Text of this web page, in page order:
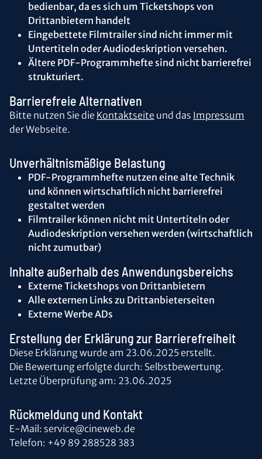
bedienbar, da es sich um Ticketshops von
Drittanbietern handelt
Eingebettete Filmtrailer sind nicht immer mit
Untertiteln oder Audiodeskription versehen.
Ältere PDF-Programmhefte sind nicht barrierefrei
strukturiert.
Barrierefreie Alternativen
Bitte nutzen Sie die Kontaktseite und das Impressum
der Webseite.
Unverhältnismäßige Belastung
PDF-Programmhefte nutzen eine alte Technik
und können wirtschaftlich nicht barrierefrei
gestaltet werden
Filmtrailer können nicht mit Untertiteln oder
Audiodeskription versehen werden (wirtschaftlich
nicht zumutbar)
Inhalte außerhalb des Anwendungsbereichs
Externe Ticketshops von Drittanbietern
Alle externen Links zu Drittanbieterseiten
Externe Werbe ADs
Erstellung der Erklärung zur Barrierefreiheit
Diese Erklärung wurde am 23.06.2025 erstellt.
Die Bewertung erfolgte durch: Selbstbewertung.
Letzte Überprüfung am: 23.06.2025
Rückmeldung und Kontakt
E-Mail: service@cineweb.de
Telefon: +49 89 288528 383